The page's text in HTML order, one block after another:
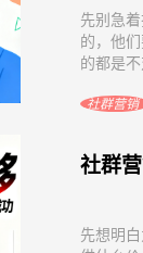
先别急
的，他
的都是不
社群营销
社群
先想明